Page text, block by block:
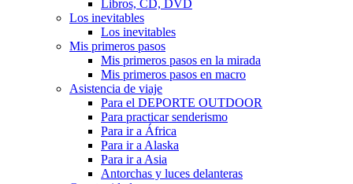
Libros, CD, DVD
Los inevitables
Los inevitables
Mis primeros pasos
Mis primeros pasos en la mirada
Mis primeros pasos en macro
Asistencia de viaje
Para el DEPORTE OUTDOOR
Para practicar senderismo
Para ir a África
Para ir a Alaska
Para ir a Asia
Antorchas y luces delanteras